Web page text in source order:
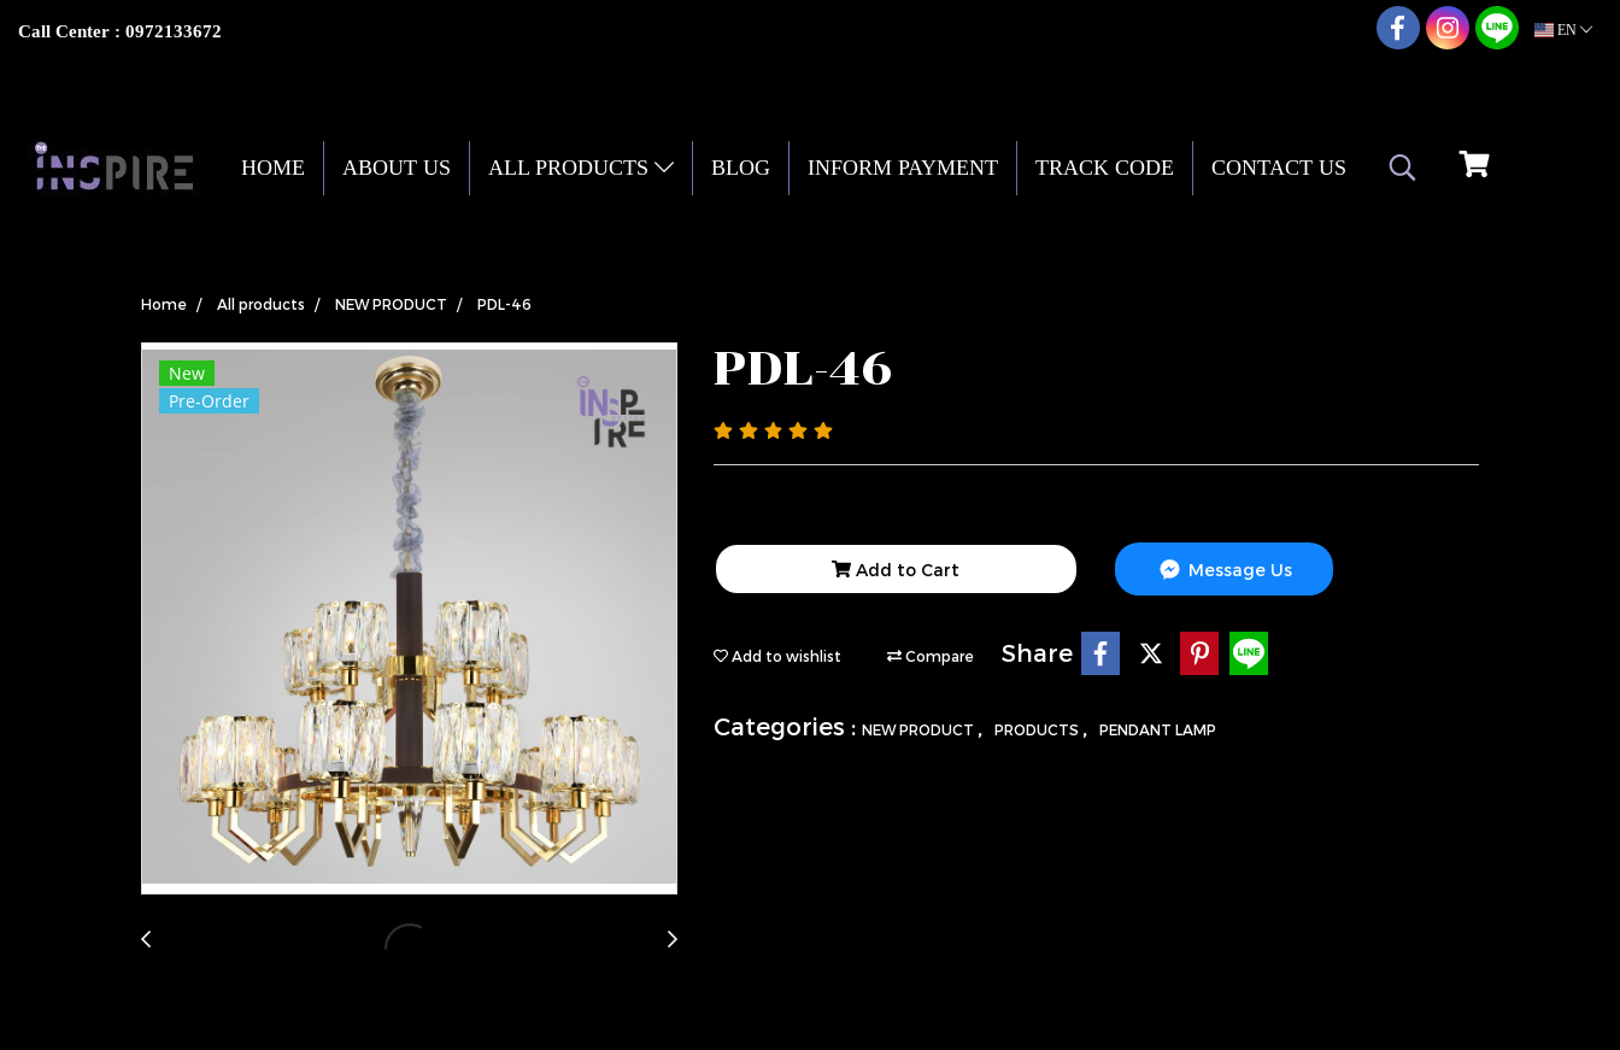
Call Center : 0972133672 EN
HOME ABOUT US ALL PRODUCTS BLOG INFORM PAYMENT TRACK CODE CONTACT US
Home All products NEW PRODUCT PDL-46
New
Pre-Order
PDL-46
Add to Cart Message Us
Add to wishlist Compare Share
Categories : NEW PRODUCT PRODUCTS PENDANT LAMP